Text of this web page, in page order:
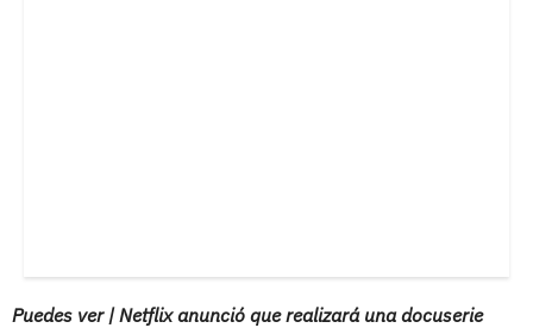
Puedes ver | Netflix anunció que realizará una docuserie